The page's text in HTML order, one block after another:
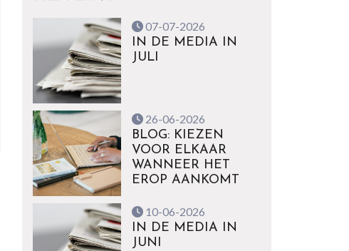
07-07-2026
IN DE MEDIA IN
JULI
26-06-2026
BLOG: KIEZEN
VOOR ELKAAR
WANNEER HET
EROP AANKOMT
10-06-2026
IN DE MEDIA IN
JUNI